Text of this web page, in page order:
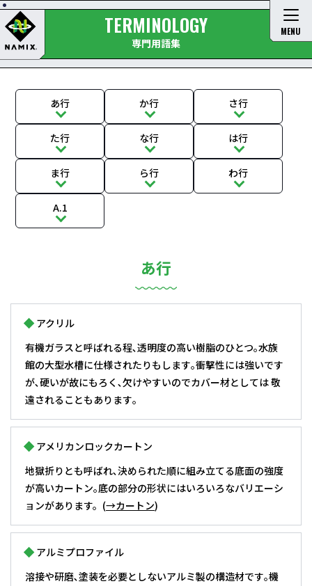
MENU
TERMINOLOGY
専門用語集
あ行 か行 さ行
た行 な行 は行
ま行 ら行 わ行
A.1
あ行
アクリル
有機ガラスと呼ばれる程､透明度の高い樹脂のひとつ｡水族
館の大型水槽に仕様されたりもします｡衝撃性には強いです
が､硬いが故にもろく､欠けやすいのでカバー材としては 敬
遠されることもあります｡
アメリカンロックカートン
地獄折りとも呼ばれ､決められた順に組み立てる底面の強度
が高いカートン｡底の部分の形状にはいろいろなバリエーシ
ョンがあります。(→カートン)
アルミプロファイル
溶接や研磨､塗装を必要としないアルミ製の構造材です｡機